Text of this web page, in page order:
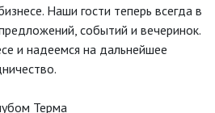
Наши гости теперь всегда в
событий и вечеринок.
и надеемся на дальнейшее
Терма